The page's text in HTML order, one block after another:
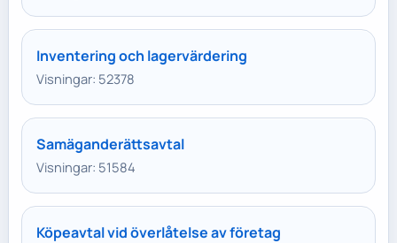
Inventering och lagervärdering
Visningar: 52378
Samäganderättsavtal
Visningar: 51584
Köpeavtal vid överlåtelse av företag